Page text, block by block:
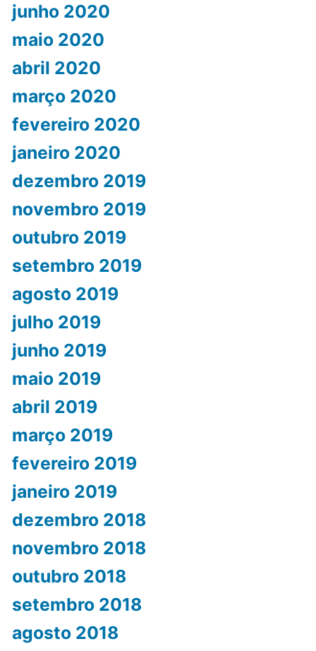
junho 2020
maio 2020
abril 2020
março 2020
fevereiro 2020
janeiro 2020
dezembro 2019
novembro 2019
outubro 2019
setembro 2019
agosto 2019
julho 2019
junho 2019
maio 2019
abril 2019
março 2019
fevereiro 2019
janeiro 2019
dezembro 2018
novembro 2018
outubro 2018
setembro 2018
agosto 2018